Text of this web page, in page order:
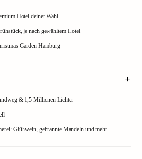
Hotel deiner Wahl
je nach gewähltem Hotel
Garden Hamburg
& 1,5 Millionen Lichter
Glühwein, gebrannte Mandeln und mehr